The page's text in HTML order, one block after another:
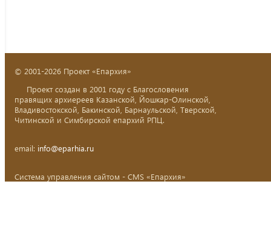
© 2001-2026 Проект «Епархия»
Проект создан в 2001 году с Благословения
правящих архиереев Казанской, Йошкар-Олинской,
Владивостокской, Бакинской, Барнаульской, Тверской,
Читинской и Симбирской епархий РПЦ.
email: info@eparhia.ru
Система управления сайтом - CMS «Епархия»